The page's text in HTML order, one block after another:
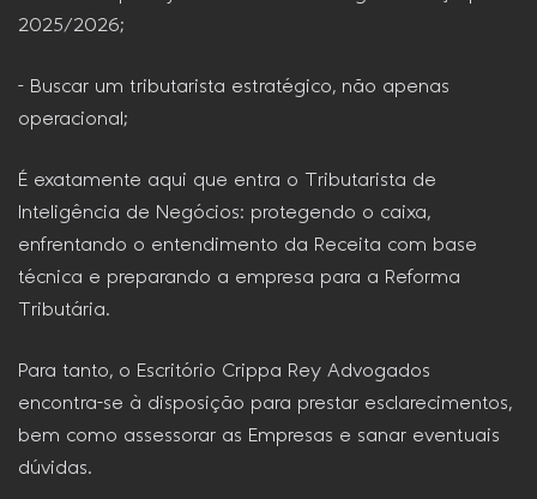
2025/2026;
– Buscar um tributarista estratégico, não apenas
operacional;
É exatamente aqui que entra o Tributarista de
Inteligência de Negócios: protegendo o caixa,
enfrentando o entendimento da Receita com base
técnica e preparando a empresa para a Reforma
Tributária.
Para tanto, o Escritório Crippa Rey Advogados
encontra-se à disposição para prestar esclarecimentos,
bem como assessorar as Empresas e sanar eventuais
dúvidas.